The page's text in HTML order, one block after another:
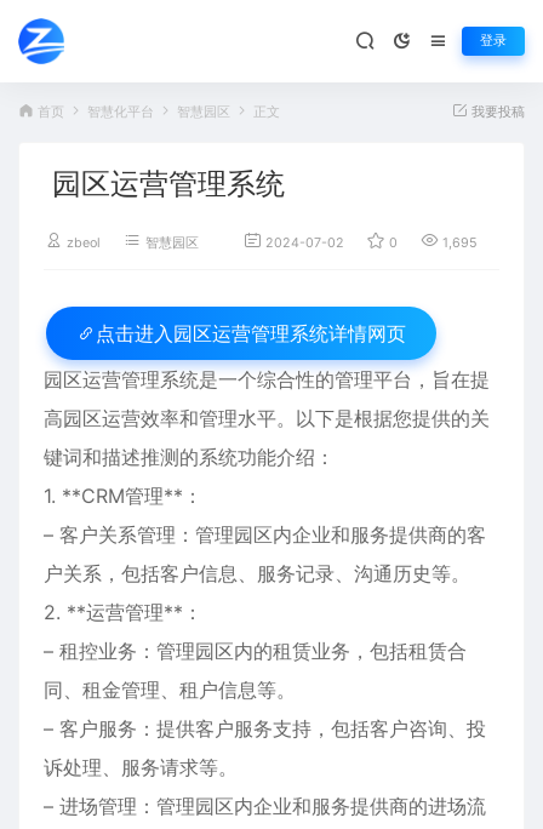
登录
首页 智慧化平台 智慧园区 正文 我要投稿
园区运营管理系统
zbeol 智慧园区 2024-07-02 0 1,695
点击进入 园区运营管理系统详情网页
园区运营管理系统是一个综合性的管理平台，旨在提
高园区运营效率和管理水平。以下是根据您提供的关
键词和描述推测的系统功能介绍：
1. **CRM管理**：
– 客户关系管理：管理园区内企业和服务提供商的客
户关系，包括客户信息、服务记录、沟通历史等。
2. **运营管理**：
– 租控业务：管理园区内的租赁业务，包括租赁合
同、租金管理、租户信息等。
– 客户服务：提供客户服务支持，包括客户咨询、投
诉处理、服务请求等。
– 进场管理：管理园区内企业和服务提供商的进场流